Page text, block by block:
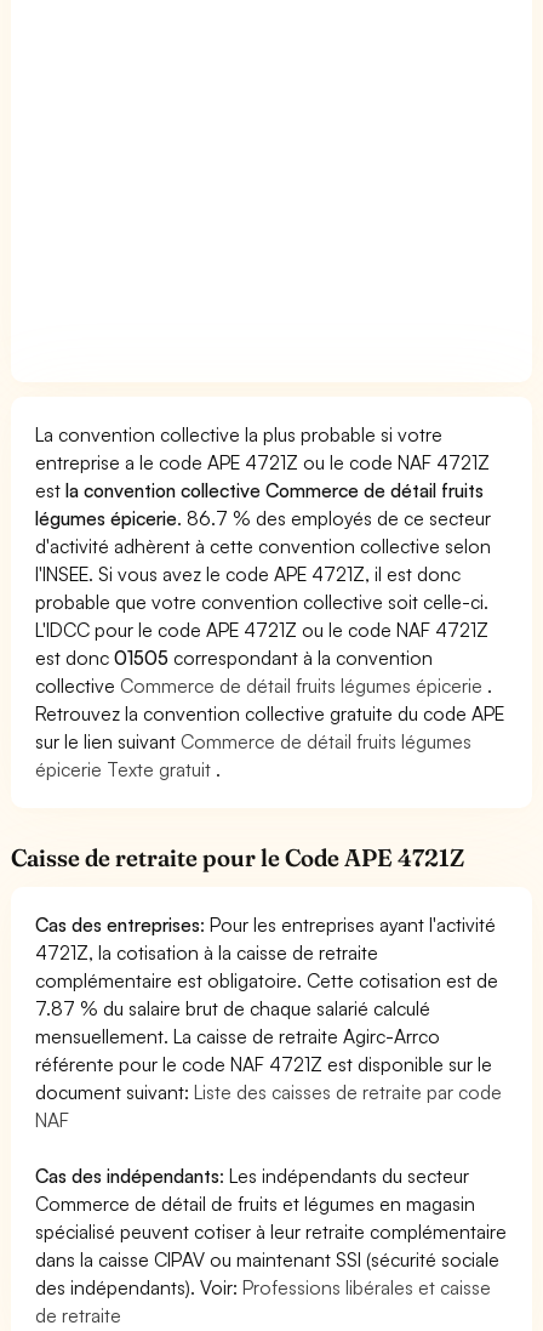
La convention collective la plus probable si votre
entreprise a le code APE 4721Z ou le code NAF 4721Z
estla convention collective Commerce de détail fruits
légumes épicerie. 86.7 % des employés de ce secteur
d'activité adhèrent à cette convention collective selon
l'INSEE. Si vous avez le code APE 4721Z, il est donc
probable que votre convention collective soit celle-ci.
L'IDCC pour le code APE 4721Z ou le code NAF 4721Z
est donc01505 correspondant à la convention
collective Commerce de détail fruits légumes épicerie .
Retrouvez la convention collective gratuite du code APE
sur le lien suivant Commerce de détail fruits légumes
épicerie Texte gratuit .
Caisse de retraite pour le Code APE 4721Z
Cas des entreprises: Pour les entreprises ayant l'activité
4721Z, la cotisation à la caisse de retraite
complémentaire est obligatoire. Cette cotisation est de
7.87 % du salaire brut de chaque salarié calculé
mensuellement. La caisse de retraite Agirc-Arrco
référente pour le code NAF 4721Z est disponible sur le
document suivant:Liste des caisses de retraite par code
NAF
Cas des indépendants: Les indépendants du secteur
Commerce de détail de fruits et légumes en magasin
spécialisé peuvent cotiser à leur retraite complémentaire
dans la caisse CIPAV ou maintenant SSI (sécurité sociale
des indépendants). Voir:Professions libérales et caisse
de retraite